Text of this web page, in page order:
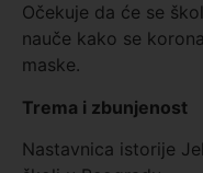
Očekuje da će se
nauče kako se
maske.
Trema i zbunjenost
Nastavnica istorije